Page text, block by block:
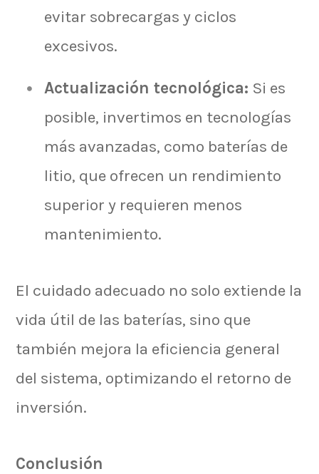
evitar sobrecargas y ciclos
excesivos.
Actualización tecnológica: Si es
posible, invertimos en tecnologías
más avanzadas, como baterías de
litio, que ofrecen un rendimiento
superior y requieren menos
mantenimiento.
El cuidado adecuado no solo extiende la
vida útil de las baterías, sino que
también mejora la eficiencia general
del sistema, optimizando el retorno de
inversión.
Conclusión